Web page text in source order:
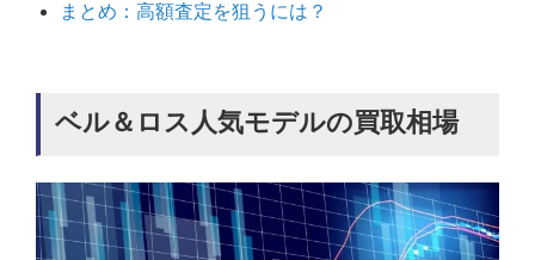
まとめ：高額査定を狙うには？
ベル＆ロス人気モデルの買取相場